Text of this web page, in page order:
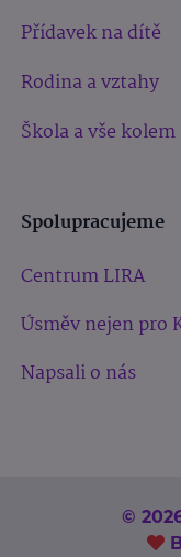
Přídavek na dítě
Rodina a vztahy
Škola a vše kolem
Spolupracujeme
Centrum LIRA
Úsměv nejen pro
Napsali o nás
©